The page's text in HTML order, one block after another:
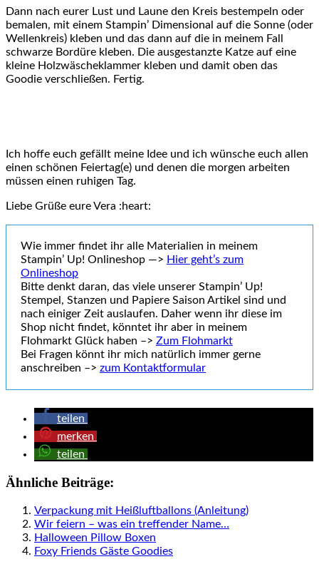
Dann nach eurer Lust und Laune den Kreis bestempeln oder
bemalen, mit einem Stampin’ Dimensional auf die Sonne (oder
Wellenkreis) kleben und das dann auf die in meinem Fall
schwarze Bordüre kleben. Die ausgestanzte Katze auf eine
kleine Holzwäscheklammer kleben und damit oben das
Goodie verschließen. Fertig.
Ich hoffe euch gefällt meine Idee und ich wünsche euch allen
einen schönen Feiertag(e) und denen die morgen arbeiten
müssen einen ruhigen Tag.
Liebe Grüße eure Vera :heart:
Wie immer findet ihr alle Materialien in meinem
Stampin’ Up! Onlineshop —> Hier geht’s zum
Onlineshop
Bitte denkt daran, das viele unserer Stampin’ Up!
Stempel, Stanzen und Papiere Saison Artikel sind und
nach einiger Zeit auslaufen. Daher wenn ihr diese im
Shop nicht findet, könntet ihr aber in meinem
Flohmarkt Glück haben –> Zum Flohmarkt
Bei Fragen könnt ihr mich natürlich immer gerne
anschreiben –> zum Kontaktformular
teilen
merken
teilen
Ähnliche Beiträge:
Verpackung mit Heißluftballons (Anleitung)
Wir feiern – was ein treffender Name…
Halloween Pillow Boxen
Foxy Friends Gäste Goodies